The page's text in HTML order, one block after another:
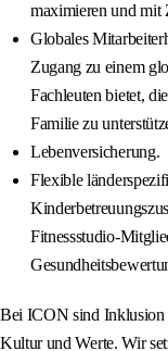
maximieren und mit
Globales
Zugang zu einem
Fachleuten bietet,
Familie zu
Lebenversicherung.
Flexible
Fitnessstudio-
Bei ICON sind Inklusion
Kultur und Werte. Wir